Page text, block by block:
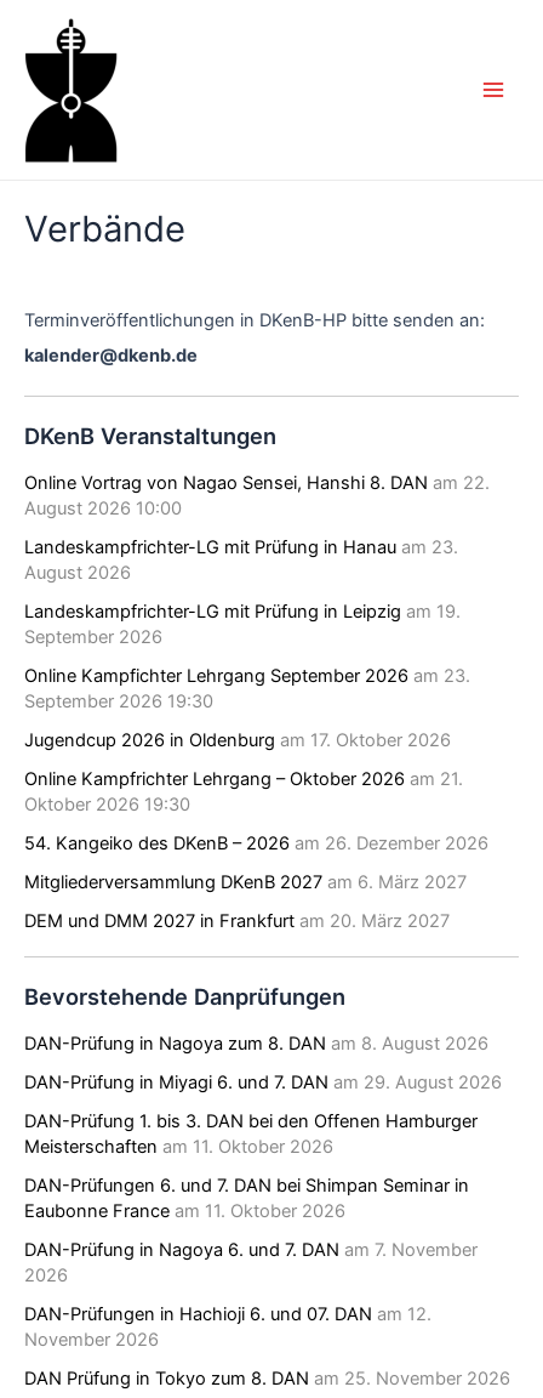
springen
Verbände
Terminveröffentlichungen in DKenB-HP bitte senden an:
kalender@dkenb.de
DKenB Veranstaltungen
Online Vortrag von Nagao Sensei, Hanshi 8. DAN am 22.
August 2026 10:00
Landeskampfrichter-LG mit Prüfung in Hanau am 23.
August 2026
Landeskampfrichter-LG mit Prüfung in Leipzig am 19.
September 2026
Online Kampfichter Lehrgang September 2026 am 23.
September 2026 19:30
Jugendcup 2026 in Oldenburg am 17. Oktober 2026
Online Kampfrichter Lehrgang – Oktober 2026 am 21.
Oktober 2026 19:30
54. Kangeiko des DKenB – 2026 am 26. Dezember 2026
Mitgliederversammlung DKenB 2027 am 6. März 2027
DEM und DMM 2027 in Frankfurt am 20. März 2027
Bevorstehende Danprüfungen
DAN-Prüfung in Nagoya zum 8. DAN am 8. August 2026
DAN-Prüfung in Miyagi 6. und 7. DAN am 29. August 2026
DAN-Prüfung 1. bis 3. DAN bei den Offenen Hamburger
Meisterschaften am 11. Oktober 2026
DAN-Prüfungen 6. und 7. DAN bei Shimpan Seminar in
Eaubonne France am 11. Oktober 2026
DAN-Prüfung in Nagoya 6. und 7. DAN am 7. November
2026
DAN-Prüfungen in Hachioji 6. und 07. DAN am 12.
November 2026
DAN Prüfung in Tokyo zum 8. DAN am 25. November 2026